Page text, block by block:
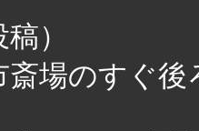
）
斎場のすぐ